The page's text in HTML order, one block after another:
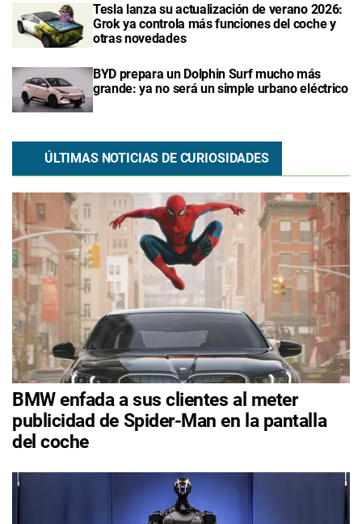
Tesla lanza su actualización de verano 2026:
Grok ya controla más funciones del coche y
otras novedades
BYD prepara un Dolphin Surf mucho más
grande: ya no será un simple urbano eléctrico
ÚLTIMAS NOTICIAS DE CURIOSIDADES
BMW enfada a sus clientes al meter
publicidad de Spider-Man en la pantalla
del coche